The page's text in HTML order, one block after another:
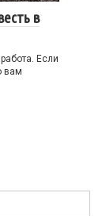
в
Если
вам